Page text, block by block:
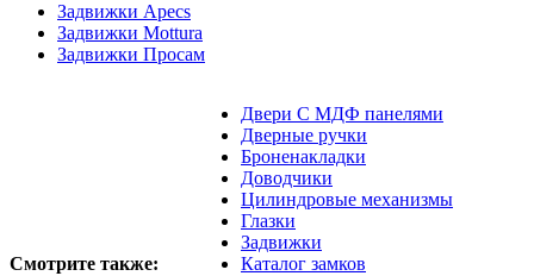
Задвижки Apecs
Задвижки Mottura
Задвижки Просам
Смотрите также:
Двери С МДФ панелями
Дверные ручки
Броненакладки
Доводчики
Цилиндровые механизмы
Глазки
Задвижки
Каталог замков